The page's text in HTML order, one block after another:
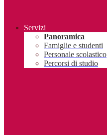
Servizi
Panoramica
Famiglie e studenti
Personale scolastico
Percorsi di studio